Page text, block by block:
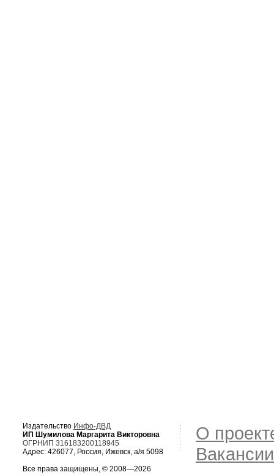
Издательство Инфо-ДВД
ИП Шумилова Маргарита Викторовна
ОГРНИП 316183200118945
Адрес: 426077, Россия, Ижевск, а/я 5098
Все права защищены, © 2008—2026
О
Вакансии